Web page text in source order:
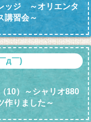
ッジ ～オリエンタ
講習会～
д￣)
10）～シャリオ880
作りました～